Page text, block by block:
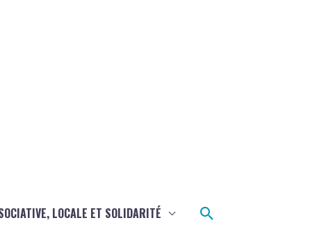
LOCALE ET SOLIDARITÉ Rechercher